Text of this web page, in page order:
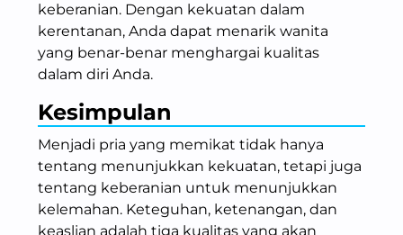
keberanian. Dengan kekuatan dalam
kerentanan, Anda dapat menarik wanita
yang benar-benar menghargai kualitas
dalam diri Anda.
Kesimpulan
Menjadi pria yang memikat tidak hanya
tentang menunjukkan kekuatan, tetapi juga
tentang keberanian untuk menunjukkan
kelemahan. Keteguhan, ketenangan, dan
keaslian adalah tiga kualitas yang akan